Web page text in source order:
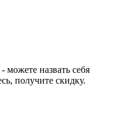
можете назвать себя
получите скидку.